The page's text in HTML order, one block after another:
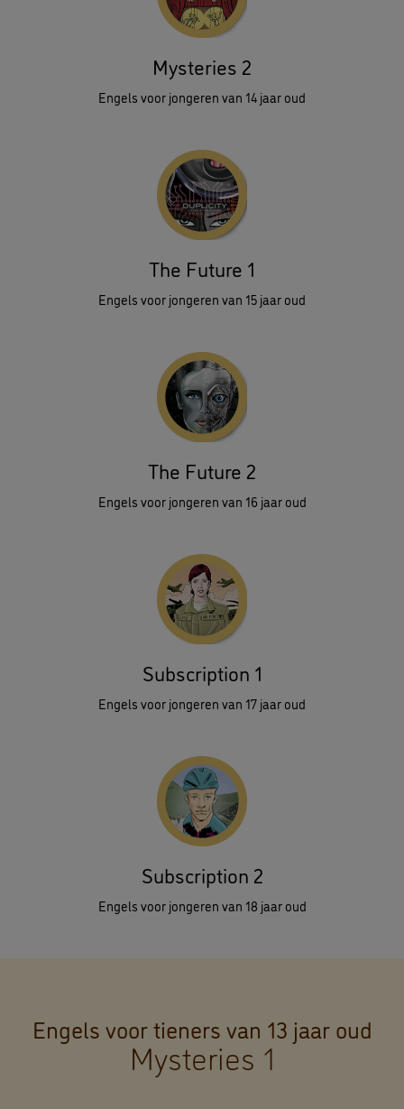
Mysteries 2
Engels voor jongeren van 14 jaar oud
The Future 1
Engels voor jongeren van 15 jaar oud
The Future 2
Engels voor jongeren van 16 jaar oud
Subscription 1
Engels voor jongeren van 17 jaar oud
Subscription 2
Engels voor jongeren van 18 jaar oud
Engels voor tieners van 13 jaar oud
Mysteries 1